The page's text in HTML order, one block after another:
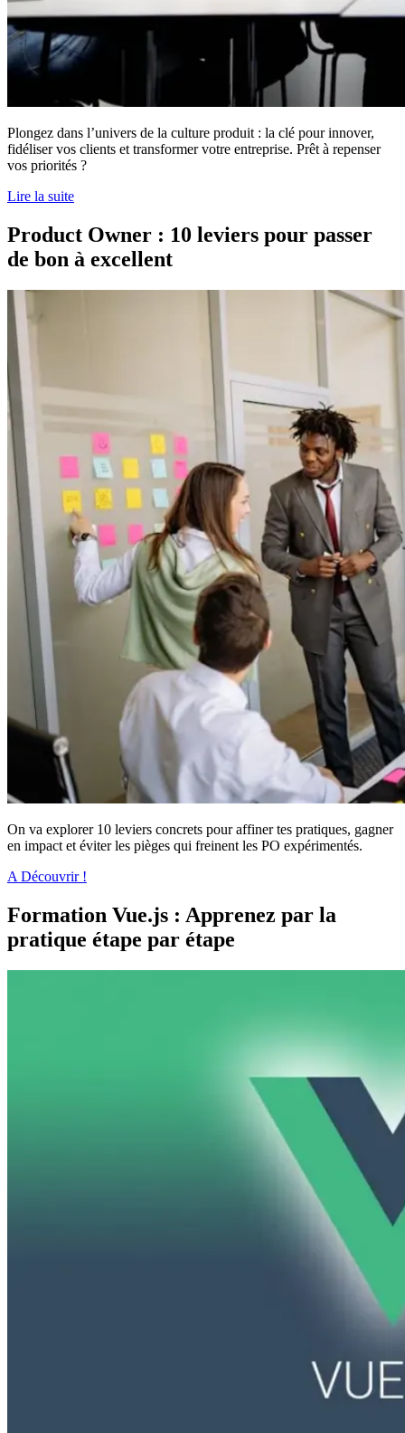
Plongez dans l’univers de la culture produit : la clé pour innover,
fidéliser vos clients et transformer votre entreprise. Prêt à repenser
vos priorités ?
Lire la suite
Product Owner : 10 leviers pour passer
de bon à excellent
On va explorer 10 leviers concrets pour affiner tes pratiques, gagner
en impact et éviter les pièges qui freinent les PO expérimentés.
A Découvrir !
Formation Vue.js : Apprenez par la
pratique étape par étape